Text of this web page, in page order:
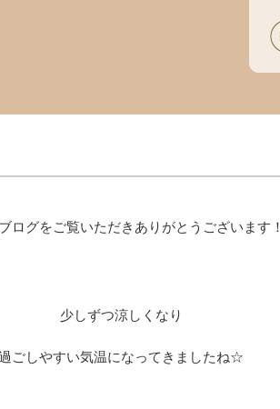
ログをご覧いただきありがとうございます！
少しずつ涼しくなり
ごしやすい気温になってきましたね☆